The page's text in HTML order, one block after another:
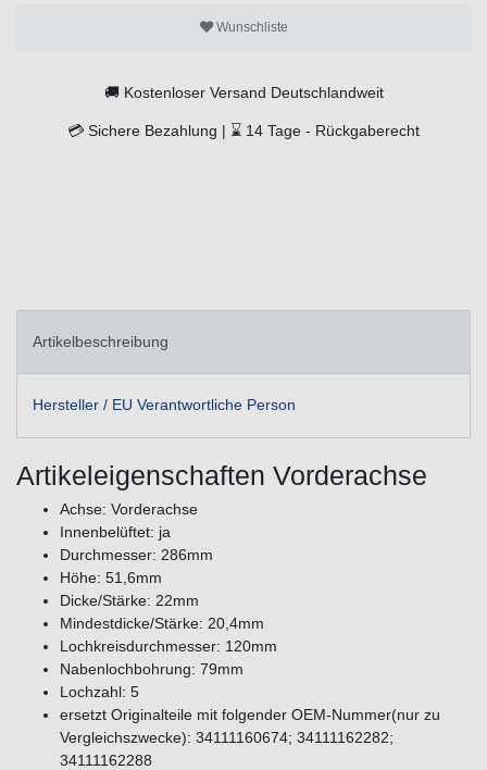
Wunschliste
🚚 Kostenloser Versand Deutschlandweit
💳 Sichere Bezahlung | ⌛ 14 Tage - Rückgaberecht
Artikelbeschreibung
Hersteller / EU Verantwortliche Person
Artikeleigenschaften Vorderachse
Achse: Vorderachse
Innenbelüftet: ja
Durchmesser: 286mm
Höhe: 51,6mm
Dicke/Stärke: 22mm
Mindestdicke/Stärke: 20,4mm
Lochkreisdurchmesser: 120mm
Nabenlochbohrung: 79mm
Lochzahl: 5
ersetzt Originalteile mit folgender OEM-Nummer(nur zu
Vergleichszwecke): 34111160674; 34111162282;
34111162288